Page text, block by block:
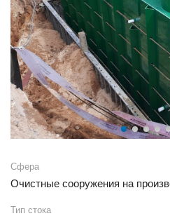
Сфера
Очистные сооружения на
Тип стока